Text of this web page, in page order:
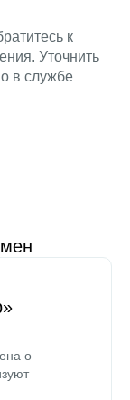
к
Уточнить
в службе
о